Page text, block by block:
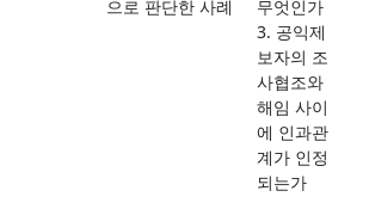
으로 판단한 사례
무엇인가
3. 공익제
보자의 조
사협조와
해임 사이
에 인과관
계가 인정
되는가